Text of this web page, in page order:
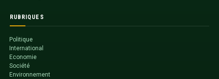
RUBRIQUES
Politique
International
Economie
Société
Environnement